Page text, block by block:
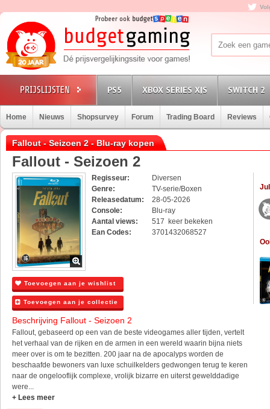
PS5 XBOX SERIES X|S SWITCH 2
Home Nieuws Shopsurvey Forum Trading Board Reviews
Fallout - Seizoen 2 - Blu-ray kopen
Fallout - Seizoen 2
Regisseur:
Diversen
Genre:
TV-serie/Boxen
Releasedatum:
28-05-2026
Console:
Blu-ray
Aantal views:
517 keer bekeken
Ean Codes:
3701432068527
Toevoegen aan je wishlist
Toevoegen aan je collectie
Beschrijving Fallout - Seizoen 2
Fallout, gebaseerd op een van de beste videogames aller tijden, vertelt
het verhaal van de rijken en de armen in een wereld waarin bijna niets
meer over is om te bezitten. 200 jaar na de apocalyps worden de
beschaafde bewoners van luxe schuilkelders gedwongen terug te keren
naar de ongelooflijk complexe, vrolijk bizarre en uiterst gewelddadige
were...
+ Lees meer